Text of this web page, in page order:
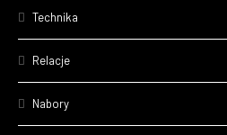
Technika
Relacje
Nabory